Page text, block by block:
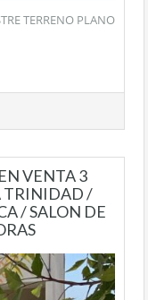
TERRENO PLANO
VENTA 3
TRINIDAD /
/ SALON DE